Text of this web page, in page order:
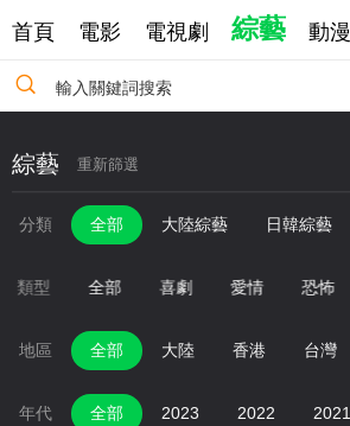
首頁 電影 電視劇 綜藝 動漫
輸入關鍵詞搜索
綜藝 重新篩選
分類 全部 大陸綜藝 日韓綜藝
類型 全部 喜劇 愛情 恐怖
地區 全部 大陸 香港 台灣
年代 全部 2023 2022 2021